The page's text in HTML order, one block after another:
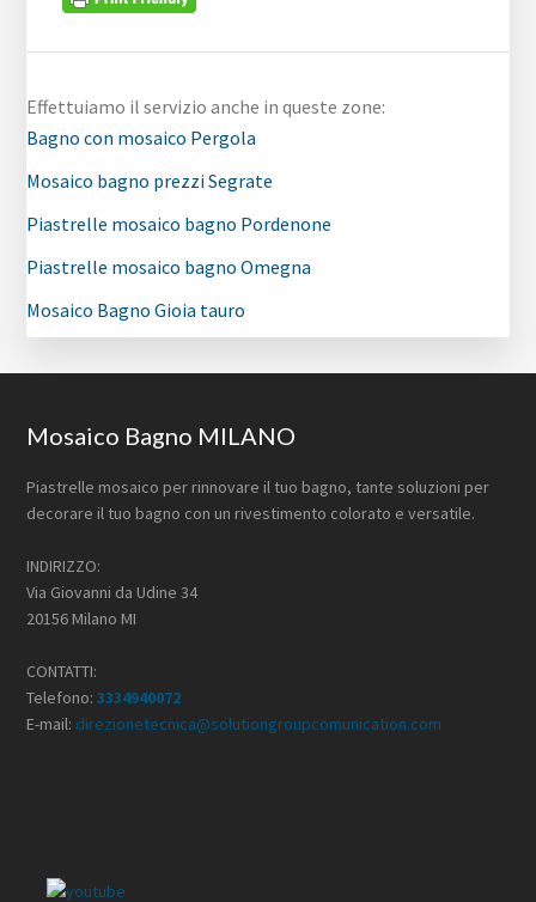
Effettuiamo il servizio anche in queste zone:
Bagno con mosaico Pergola
Mosaico bagno prezzi Segrate
Piastrelle mosaico bagno Pordenone
Piastrelle mosaico bagno Omegna
Mosaico Bagno Gioia tauro
Footer
Mosaico Bagno MILANO
Piastrelle mosaico per rinnovare il tuo bagno, tante soluzioni per
decorare il tuo bagno con un rivestimento colorato e versatile.
INDIRIZZO:
Via Giovanni da Udine 34
20156 Milano MI
CONTATTI:
Telefono:3334940072
E-mail: direzionetecnica@solutiongroupcomunication.com